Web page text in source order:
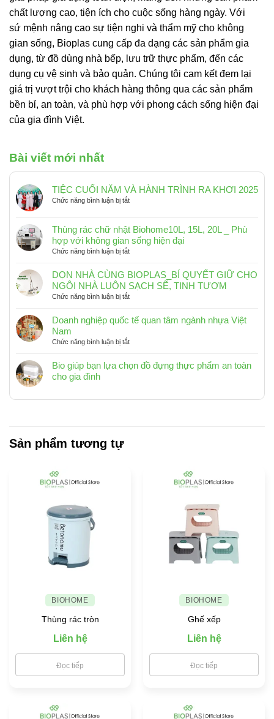
chất lượng cao, tiện ích cho cuộc sống hàng ngày. Với
sứ mệnh nâng cao sự tiện nghi và thẩm mỹ cho không
gian sống, Bioplas cung cấp đa dạng các sản phẩm gia
dụng, từ đồ dùng nhà bếp, lưu trữ thực phẩm, đến các
dụng cụ vệ sinh và bảo quản. Chúng tôi cam kết đem lại
giá trị vượt trội cho khách hàng thông qua các sản phẩm
bền bỉ, an toàn, và phù hợp với phong cách sống hiện đại
của gia đình Việt.
Bài viết mới nhất
TIỆC CUỐI NĂM VÀ HÀNH TRÌNH RA KHƠI 2025
Chức năng bình luận bị tắtở
NĂM
VÀ
HÀNH
RA
KHƠI
Thùng rác chữ nhật Biohome10L, 15L, 20L _ Phù
hợp với không gian sống hiện đại
Chức năng bình luận bị tắtở
rác
chữ
nhật
20L
Phù
với
DỌN NHÀ CÙNG BIOPLAS_BÍ QUYẾT GIỮ CHO
NGÔI NHÀ LUÔN SẠCH SẼ, TINH TƯƠM
Chức năng bình luận bị tắtở
NHÀ
CÙNG
CHO
LUÔN
Doanh nghiệp quốc tế quan tâm ngành nhựa Việt
Nam
Chức năng bình luận bị tắtở
nghiệp
quốc
Bio giúp bạn lựa chọn đồ đựng thực phẩm an toàn
cho gia đình
có
Bio
lựa
chọn
đựng
thực
phẩm
an
toàn
cho
Sản phẩm tương tự
BIOHOME
Thùng rác tròn
Liên hệ
Đọc tiếp
BIOHOME
Ghế xếp
Liên hệ
Đọc tiếp